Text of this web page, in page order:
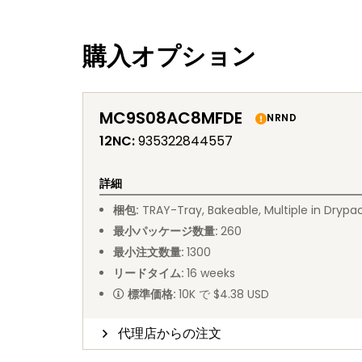
購入オプション
MC9S08AC8MFDE NRND
12NC:935322844557
詳細
梱包: TRAY-Tray, Bakeable, Multiple in
最小パッケージ数量: 260
最小注文数量: 1300
リードタイム: 16 weeks
標準価格: 10K で $4.38 USD
代理店からの注文